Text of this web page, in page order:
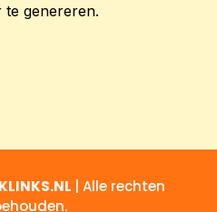
genereren.
| Alle rechten